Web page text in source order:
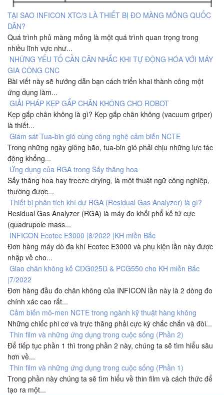
TẠI SAO INFICON XTC/3 LÀ THIẾT BỊ ĐO MÀNG MỎNG QUỐC
DÂN?
Quá trình phủ màng mỏng là một quá trình quan trọng trong
nhiều lĩnh vực như...
NHỮNG YẾU TỐ CẦN CÂN NHẮC KHI TỰ ĐỘNG HÓA VỚI MÁY
GIA CÔNG CNC
Bài viết này sẽ hướng dẫn bạn cách triển khai thành công một
ứng dụng làm...
GIẢI PHÁP KẸP GẮP CHÂN KHÔNG CHO ROBOT
Kẹp gắp chân không là gì? Kẹp gắp chân không (vacuum griper)
là thiết...
Giám sát Tua-bin gió cùng công nghệ cảm biến NCTE
Trong những ngày giông bão, tua-bin gió phải chịu những lực tác
động khổng...
Ứng dụng của RGA trong Sấy thăng hoa
Sấy thăng hoa hay freeze drying, là một thuật ngữ công nghiệp,
thường được...
Thiết bị phân tích khí dư RGA (Residual Gas Analyzer) là gì?
Residual Gas Analyzer (RGA) là máy đo khối phổ kế tứ cực
(quadrupole mass...
INFICON Ecotec E3000 |8/2022 |KH miền Bắc
Đơn hàng máy dò đa khí Ecotec E3000 và phụ kiện lần này được
nhập về cho...
Giao chân không kế CDG025D & PCG550 cho KH miền Bắc
|7/2022
Đơn hàng đầu đo chân không của INFICON lần này là 2 dòng đo
chính xác cao rất...
Cảm biến mô-men NCTE trong ngành kỹ thuật hàng không
Những chiếc phi cơ và trực thăng phải cực kỳ chắc chắn và đòi...
Thin film và những ứng dụng trong cuộc sống (Phần 2)
Để tiếp tục phần 1 thì trong phần 2 này, chúng ta sẽ tìm hiểu sâu
hơn về...
Thin film và những ứng dụng trong cuộc sống (Phần 1)
Trong phần này chúng ta sẽ tìm hiểu về thin film và cách thức để
tạo ra một...